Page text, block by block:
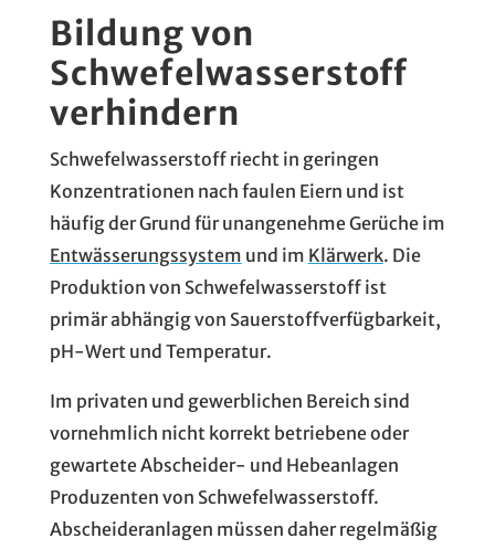
Bildung von
Schwefelwasserstoff
verhindern
Schwefelwasserstoff riecht in geringen
Konzentrationen nach faulen Eiern und ist
häufig der Grund für unangenehme Gerüche im
Entwässerungssystem und im Klärwerk. Die
Produktion von Schwefelwasserstoff ist
primär abhängig von Sauerstoffverfügbarkeit,
pH-Wert und Temperatur.
Im privaten und gewerblichen Bereich sind
vornehmlich nicht korrekt betriebene oder
gewartete Abscheider- und Hebeanlagen
Produzenten von Schwefelwasserstoff.
Abscheideranlagen müssen daher regelmäßig